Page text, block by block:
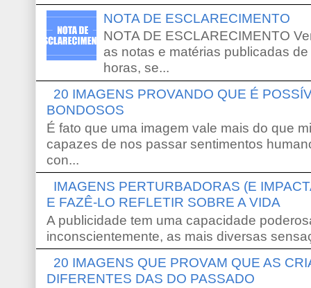
NOTA DE ESCLARECIMENTO
NOTA DE ESCLARECIMENTO
as notas e matérias publicadas
horas, se...
20 IMAGENS PROVANDO QUE É
BONDOSOS
É fato que uma imagem vale mais do que
capazes de nos passar sentimentos
con...
IMAGENS PERTURBADORAS (E
E FAZÊ-LO REFLETIR SOBRE A VIDA
A publicidade tem uma capacidade
inconscientemente, as mais diversas
20 IMAGENS QUE PROVAM QUE AS
DIFERENTES DAS DO PASSADO